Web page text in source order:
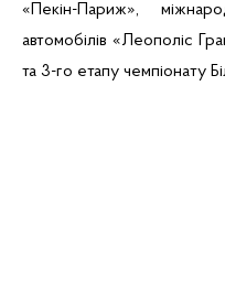
«Пекін-Париж»,
автомобілів «Леополіс
та 3-го етапу чемпіонату